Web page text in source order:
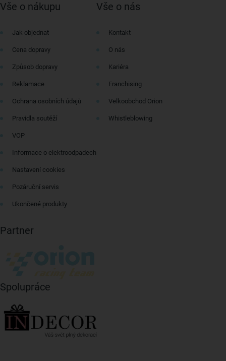
Vše o nákupu
Jak objednat
Cena dopravy
Způsob dopravy
Reklamace
Ochrana osobních údajů
Pravidla soutěží
VOP
Informace o elektroodpadech
Nastavení cookies
Pozáruční servis
Ukončené produkty
Vše o nás
Kontakt
O nás
Kariéra
Franchising
Velkoobchod Orion
Whistleblowing
Partner
Spolupráce